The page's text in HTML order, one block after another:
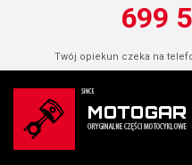
699
Twój opiekun czeka na